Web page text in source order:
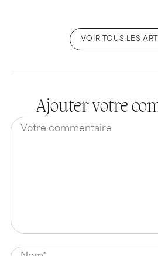
VOIR TOUS LES
Ajouter votre